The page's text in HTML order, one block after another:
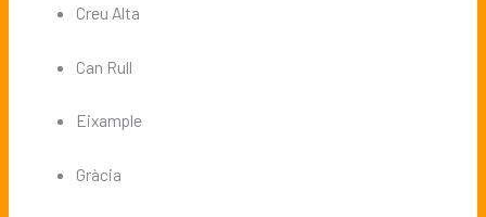
Creu Alta
Can Rull
Eixample
Gràcia